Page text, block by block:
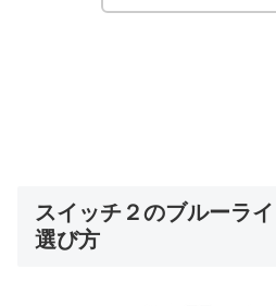
スイッチ２のブルーラ
選び方